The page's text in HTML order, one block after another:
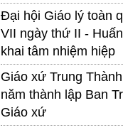
Đại hội Giáo lý toàn
VII ngày thứ II -
khai tâm nhiệm hiệp
Giáo xứ Trung
năm thành lập Ban
Giáo xứ